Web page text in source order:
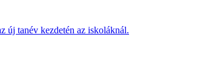
új tanév kezdetén az iskoláknál.